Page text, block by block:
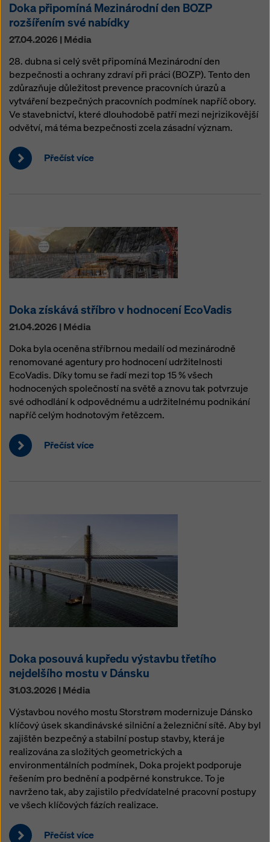
Doka připomíná Mezinárodní den BOZP
rozšířením své nabídky
27.04.2026 | Média
28. dubna si celý svět připomíná Mezinárodní den
bezpečnosti a ochrany zdraví při práci (BOZP). Tento den
zdůrazňuje důležitost prevence pracovních úrazů a
vytváření bezpečných pracovních podmínek napříč obory.
Ve stavebnictví, které dlouhodobě patří mezi nejrizikovější
odvětví, má téma bezpečnosti zcela zásadní význam.
Přečíst více
Doka získává stříbro v hodnocení EcoVadis
21.04.2026 | Média
Doka byla oceněna stříbrnou medailí od mezinárodně
renomované agentury pro hodnocení udržitelnosti
EcoVadis. Díky tomu se řadí mezi top 15 % všech
hodnocených společností na světě a znovu tak potvrzuje
své odhodlání k odpovědnému a udržitelnému podnikání
napříč celým hodnotovým řetězcem.
Přečíst více
Doka posouvá kupředu výstavbu třetího
nejdelšího mostu v Dánsku
31.03.2026 | Média
Výstavbou nového mostu Storstrøm modernizuje Dánsko
klíčový úsek skandinávské silniční a železniční sítě. Aby byl
zajištěn bezpečný a stabilní postup stavby, která je
realizována za složitých geometrických a
environmentálních podmínek, Doka projekt podporuje
řešením pro bednění a podpěrné konstrukce. To je
navrženo tak, aby zajistilo předvídatelné pracovní postupy
ve všech klíčových fázích realizace.
Přečíst více
na „Odmítnout“ nebo úpravounastavení souborů
cookiesouborů cookiekliknutím na nastavení souborů
cookie v dolní části této webové stránky a použitím
příslušných zaškrtávacích políček. Svůj souhlas
můžete kdykoli odvolat s budoucí účinností a bez
uvedení důvodu kliknutím nanastavení souborů
cookiev dolní části této webové stránky.
Více informací o našich souborechsouborů cookie
najdete v našich zásadách ochrany osobních údajů.
Nabízíme vám také možnost výběru souborů cookie
(pokročilé nastavení souborů cookie).